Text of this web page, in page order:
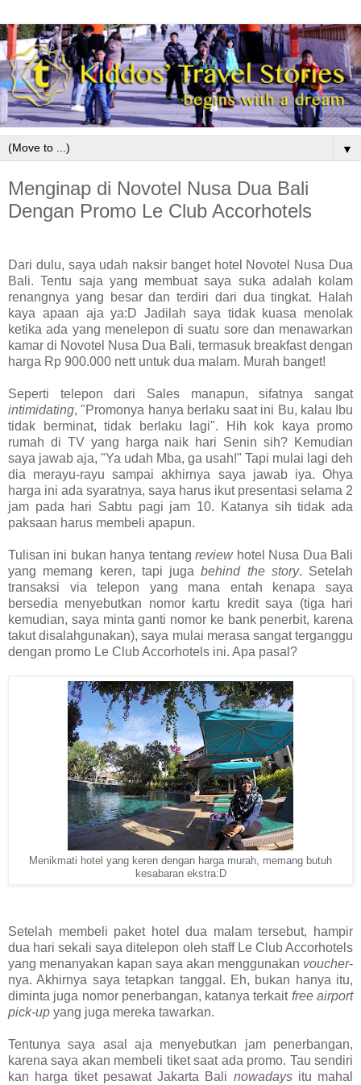
▼
Menginap di Novotel Nusa Dua Bali
Dengan Promo Le Club Accorhotels
Dari dulu, saya udah naksir banget hotel Novotel Nusa Dua
Bali. Tentu saja yang membuat saya suka adalah kolam
renangnya yang besar dan terdiri dari dua tingkat. Halah
kaya apaan aja ya:D Jadilah saya tidak kuasa menolak
ketika ada yang menelepon di suatu sore dan menawarkan
kamar di Novotel Nusa Dua Bali, termasuk breakfast dengan
harga Rp 900.000 nett untuk dua malam. Murah banget!
Seperti telepon dari Sales manapun, sifatnya sangat
intimidating, "Promonya hanya berlaku saat ini Bu, kalau Ibu
tidak berminat, tidak berlaku lagi". Hih kok kaya promo
rumah di TV yang harga naik hari Senin sih? Kemudian
saya jawab aja, "Ya udah Mba, ga usah!" Tapi mulai lagi deh
dia merayu-rayu sampai akhirnya saya jawab iya. Ohya
harga ini ada syaratnya, saya harus ikut presentasi selama 2
jam pada hari Sabtu pagi jam 10. Katanya sih tidak ada
paksaan harus membeli apapun.
Tulisan ini bukan hanya tentangreviewhotel Nusa Dua Bali
yang memang keren, tapi jugabehind the story. Setelah
transaksi via telepon yang mana entah kenapa saya
bersedia menyebutkan nomor kartu kredit saya (tiga hari
kemudian, saya minta ganti nomor ke bank penerbit, karena
takut disalahgunakan), saya mulai merasa sangat terganggu
dengan promo Le Club Accorhotels ini. Apa pasal?
Menikmati hotel yang keren dengan harga murah, memang butuh
kesabaran ekstra:D
Setelah membeli paket hotel dua malam tersebut, hampir
dua hari sekali saya ditelepon oleh staff Le Club Accorhotels
yang menanyakan kapan saya akan menggunakan voucher-
nya. Akhirnya saya tetapkan tanggal. Eh, bukan hanya itu,
diminta juga nomor penerbangan, katanya terkait free airport
pick-up yang juga mereka tawarkan.
Tentunya saya asal aja menyebutkan jam penerbangan,
karena saya akan membeli tiket saat ada promo. Tau sendiri
kan harga tiket pesawat Jakarta Bali nowadays itu mahal